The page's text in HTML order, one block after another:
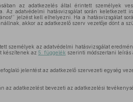
az adatkezelés által érintett személyek
Az adatvédelmi hatásvizsgálat során keletkezett
jelzést kell elhelyezni. Ha a hatásvizsgálat
akkor az adatkezelő szerv vezetője dönt a
személyek az adatvédelmi hatásvizsgálat
készítenek az 5. függelék szerinti módszertani leírás
jelentést az adatkezelő szervezeti egység
az adatkezelést bevezeti az adatkezelési